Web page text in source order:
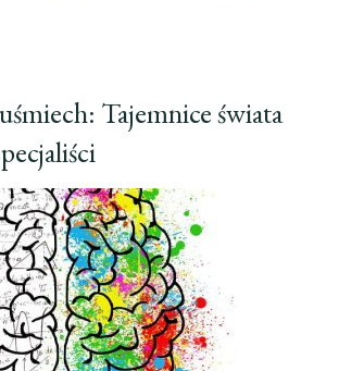
Tajemnice świata